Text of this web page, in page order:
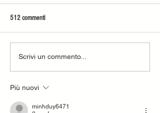
Gestisci il blog dal tuo sito live e da mobile!
512 commenti
Scrivi un commento...
Più nuovi
minhduy6471